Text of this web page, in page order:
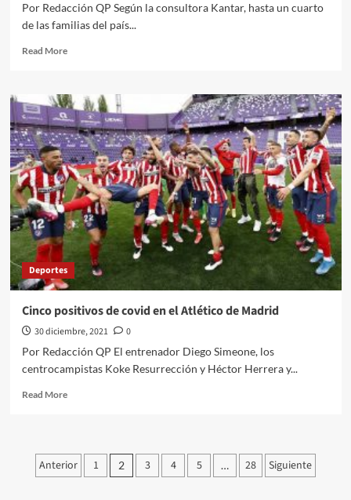
Por Redacción QP Según la consultora Kantar, hasta un cuarto
de las familias del país...
Read MoreRead
Los
hogares
mexicanos
planean
reducir
gastos
Deportes
Cinco positivos de covid en el Atlético de Madrid
30 diciembre, 2021
0
Por Redacción QP El entrenador Diego Simeone, los
centrocampistas Koke Resurrección y Héctor Herrera y...
Read MoreRead
positivos
de
Paginación
Anterior 1 2 3 4 5 … 28 Siguiente